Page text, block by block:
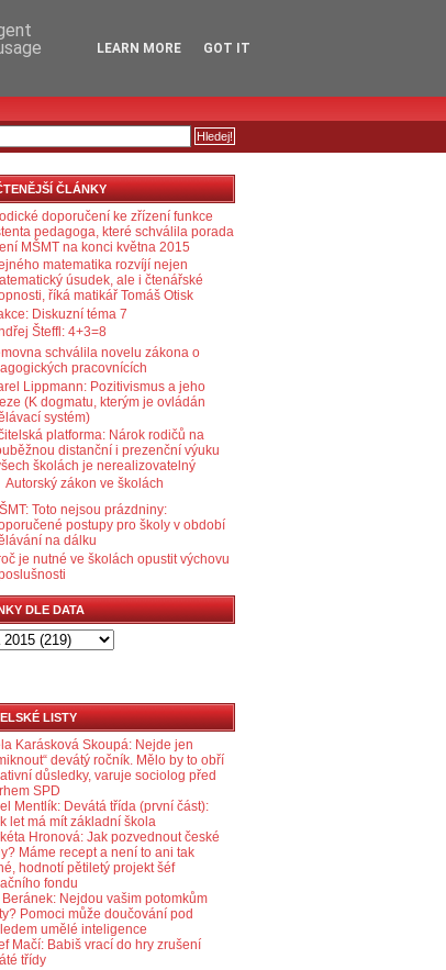
ČLÁNKY
doporučení ke zřízení funkce
pedagoga, které schválila porada
MŠMT na konci května 2015
matematika rozvíjí nejen
úsudek, ale i čtenářské
říká matikář Tomáš Otisk
Diskuzní téma 7
Šteffl: 4+3=8
schválila novelu zákona o
pracovnících
Lippmann: Pozitivismus a jeho
(K dogmatu, kterým je ovládán
systém)
platforma: Nárok rodičů na
distanční i prezenční výuku
školách je nerealizovatelný
Autorský zákon ve školách
Toto nejsou prázdniny:
postupy pro školy v období
na dálku
je nutné ve školách opustit výchovu
DLE DATA
LISTY
Karásková Skoupá: Nejde jen
devátý ročník. Mělo by to obří
důsledky, varuje sociolog před
SPD
Mentlík: Devátá třída (první část):
let má mít základní škola
Hronová: Jak pozvednout české
Máme recept a není to ani tak
hodnotí pětiletý projekt šéf
fondu
Nejdou vašim potomkům
Pomoci může doučování pod
umělé inteligence
Mačí: Babiš vrací do hry zrušení
třídy
LEARN MORE GOT IT